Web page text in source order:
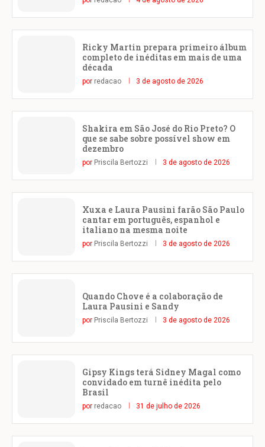
Ricky Martin prepara primeiro álbum
completo de inéditas em mais de uma
década
por redacao 3 de agosto de 2026
Shakira em São José do Rio Preto? O
que se sabe sobre possível show em
dezembro
por Priscila Bertozzi 3 de agosto de 2026
Xuxa e Laura Pausini farão São Paulo
cantar em português, espanhol e
italiano na mesma noite
por Priscila Bertozzi 3 de agosto de 2026
Quando Chove é a colaboração de
Laura Pausini e Sandy
por Priscila Bertozzi 3 de agosto de 2026
Gipsy Kings terá Sidney Magal como
convidado em turnê inédita pelo
Brasil
por redacao 31 de julho de 2026